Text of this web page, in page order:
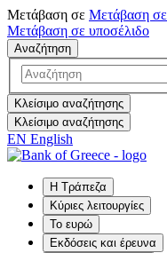
Μετάβαση σε Μετάβαση σε
Μετάβαση σε υποσέλιδο
Αναζήτηση
Κλείσιμο αναζήτησης
Κλείσιμο αναζήτησης
EN English
Η Τράπεζα
Κύριες λειτουργίες
Το ευρώ
Εκδόσεις και έρευνα